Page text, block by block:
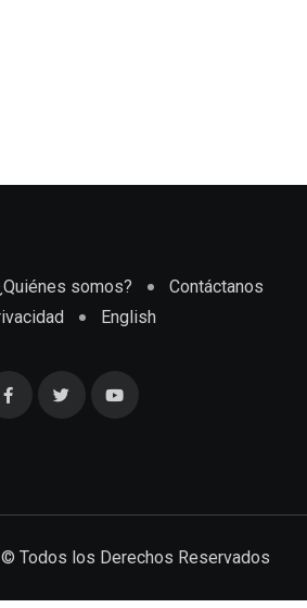
somos?
Contáctanos
English
Todos los Derechos Reservados